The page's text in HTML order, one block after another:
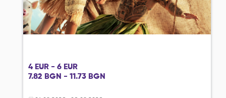
4 EUR - 6 EUR
7.82 BGN - 11.73 BGN